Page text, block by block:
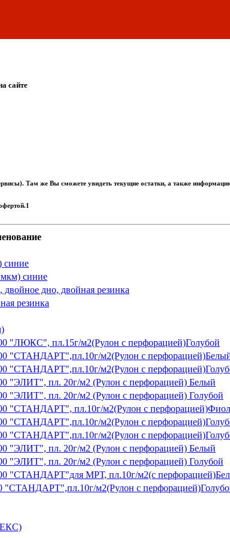
сайте
Там же Вы сможете увидеть текущие остатки, а также
синие
синие
дно, двойная резинка
резинка
"ЛЮКС", пл.15г/м2(Рулон с перфорацией)Голубой
"СТАНДАРТ",пл.10г/м2(Рулон с
"СТАНДАРТ",пл.10г/м2(Рулон с
"ЭЛИТ", пл. 20г/м2 (Рулон с перфорацией) Белый
"ЭЛИТ", пл. 20г/м2 (Рулон с перфорацией) Голубой
"СТАНДАРТ", пл.10г/м2(Рулон с
"СТАНДАРТ",пл.10г/м2(Рулон с
"СТАНДАРТ",пл.10г/м2(Рулон с
"ЭЛИТ", пл. 20г/м2 (Рулон с перфорацией) Белый
"ЭЛИТ", пл. 20г/м2 (Рулон с перфорацией) Голубой
"СТАНДАРТ"для МРТ, пл.10г/м2(с
"СТАНДАРТ",пл.10г/м2(Рулон с